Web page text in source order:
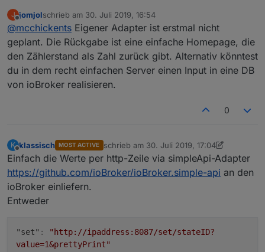
Meine erste Frage hierzu wäre ob es geplant ist
einen eigenen Iobroker Adapter für den Sensor
zu erstellen?
Gruß Julian
J
Offline
jomjolschrieb am 30. Juli 2019, 16:54
zuletzt editiert von
@mcchickents Eigener Adapter ist erstmal nicht
geplant. Die Rückgabe ist eine einfache Homepage, die
den Zählerstand als Zahl zurück gibt. Alternativ könntest
du in dem recht einfachen Server einen Input in eine DB
von ioBroker realisieren.
0
K
Offline
klassisch MOST ACTIVE schrieb am 30. Juli 2019, 17:04
zuletzt editiert von klassisch
Einfach die Werte per http-Zeile via simpleApi-Adapter
https://github.com/ioBroker/ioBroker.simple-api an den
ioBroker einliefern.
Entweder
"set" :
"http://ipaddress:8087/set/stateID?
value=1&prettyPrint"